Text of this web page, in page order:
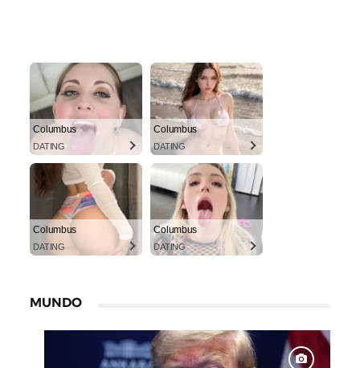
Columbus
DATING
Columbus
DATING
Columbus
DATING
Columbus
DATING
MUNDO